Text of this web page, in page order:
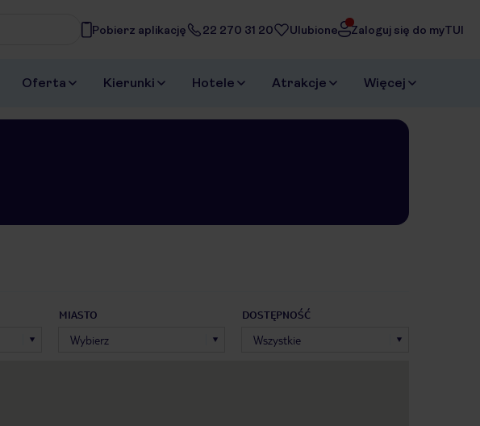
Pobierz aplikację 22 270 31 20 Ulubione Zaloguj się do myTUI
Oferta Kierunki Hotele Atrakcje Więcej
MIASTO DOSTĘPNOŚĆ